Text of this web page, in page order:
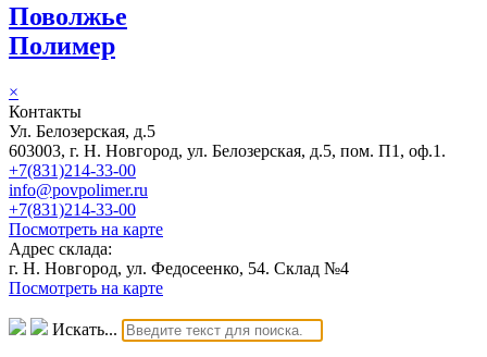
Поволжье
Полимер
×
Контакты
Ул. Белозерская, д.5
603003, г. Н. Новгород, ул. Белозерская, д.5, пом. П1, оф.1.
+7(831)214-33-00
info@povpolimer.ru
+7(831)214-33-00
Посмотреть на карте
Адрес склада:
г. Н. Новгород, ул. Федосеенко, 54. Склад №4
Посмотреть на карте
Искать...